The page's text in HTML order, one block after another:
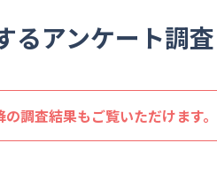
るアンケート調査
調査結果もご覧いただけます。